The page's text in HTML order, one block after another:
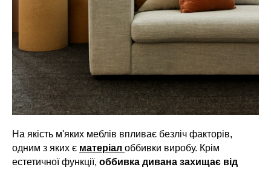
На якість м'яких меблів впливає безліч факторів,
одним з яких є матеріал оббивки виробу. Крім
естетичної функції, оббивка дивана захищає від